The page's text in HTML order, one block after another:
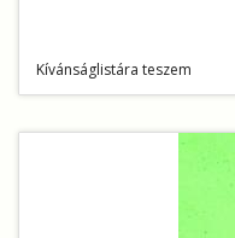
Kívánságlistára teszem